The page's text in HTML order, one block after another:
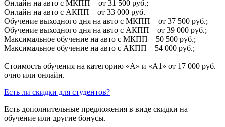
Онлайн на авто с МКПП – от 31 500 руб.;
Онлайн на авто с АКПП – от 33 000 руб.
Обучение выходного дня на авто с МКПП – от 37 500 руб.;
Обучение выходного дня на авто с АКПП – от 39 000 руб.;
Максимальное обучение на авто с МКПП – 50 500 руб.;
Максимальное обучение на авто с АКПП – 54 000 руб.;
Стоимость обучения на категорию «A» и «A1» от 17 000 руб.
очно или онлайн.
Есть ли скидки для студентов?
Есть дополнительные предложения в виде скидки на
обучение или другие бонусы.